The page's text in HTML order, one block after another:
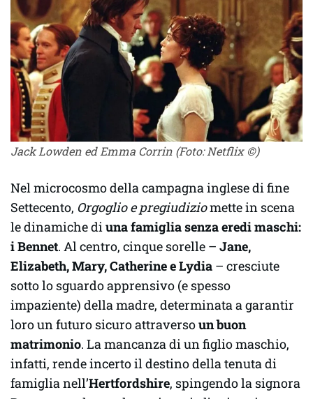
Jack Lowden ed Emma Corrin (Foto: Netflix ©)
Nel microcosmo della campagna inglese di fine
Settecento, Orgoglio e pregiudiziomette in scena
le dinamiche diuna famiglia senza eredi maschi:
i Bennet. Al centro, cinque sorelle – Jane,
Elizabeth, Mary, Catherine e Lydia – cresciute
sotto lo sguardo apprensivo (e spesso
impaziente) della madre, determinata a garantir
loro un futuro sicuro attraversoun buon
matrimonio. La mancanza di un figlio maschio,
infatti, rende incerto il destino della tenuta di
famiglia nell’Hertfordshire, spingendo la signora